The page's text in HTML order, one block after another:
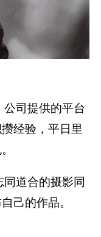
司提供的平台
经验，平日里
道合的摄影同
己的作品。